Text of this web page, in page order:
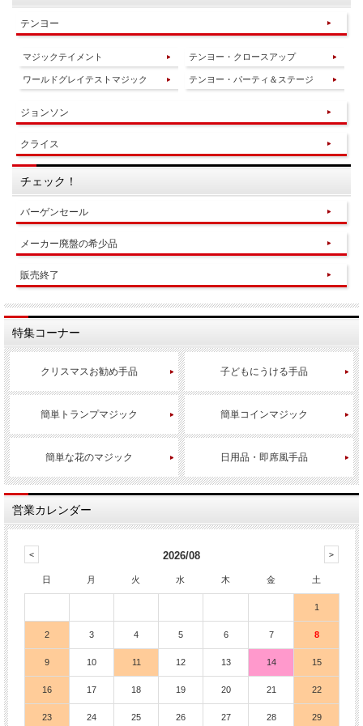
テンヨー
マジックテイメント
ワールドグレイテストマジック
テンヨー・クロースアップ
テンヨー・パーティ＆ステージ
ジョンソン
クライス
チェック！
バーゲンセール
メーカー廃盤の希少品
販売終了
特集コーナー
クリスマスお勧め手品 子どもにうける手品
簡単トランプマジック 簡単コインマジック
簡単な花のマジック 日用品・即席風手品
営業カレンダー
2026/08
日 月 火 水 木 金 土
1
2 3 4 5 6 7 8
9 10 11 12 13 14 15
16 17 18 19 20 21 22
23 24 25 26 27 28 29